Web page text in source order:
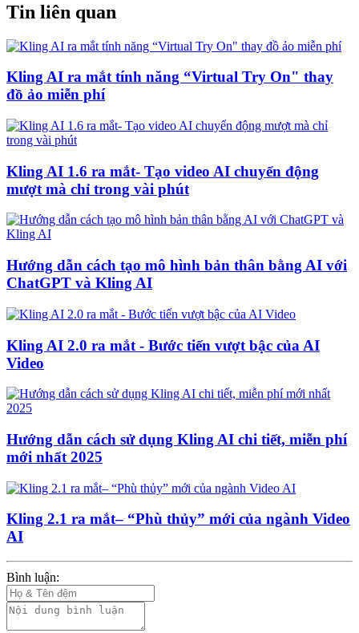
Tin liên quan
Kling AI ra mắt tính năng “Virtual Try On" thay
đồ ảo miễn phí
Kling AI 1.6 ra mắt- Tạo video AI chuyển động
mượt mà chỉ trong vài phút
Hướng dẫn cách tạo mô hình bản thân bằng AI với
ChatGPT và Kling AI
Kling AI 2.0 ra mắt - Bước tiến vượt bậc của AI
Video
Hướng dẫn cách sử dụng Kling AI chi tiết, miễn phí
mới nhất 2025
Kling 2.1 ra mắt– “Phù thủy” mới của ngành Video
AI
Bình luận: